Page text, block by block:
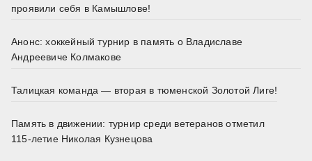
проявили себя в Камышлове!
Анонс: хоккейный турнир в память о Владиславе
Андреевиче Колмакове
Талицкая команда — вторая в тюменской Золотой Лиге!
Память в движении: турнир среди ветеранов отметил
115‑летие Николая Кузнецова